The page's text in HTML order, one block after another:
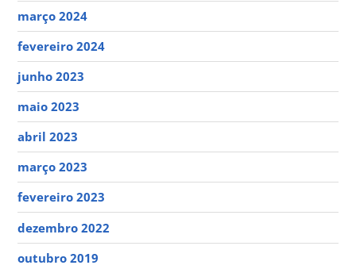
março 2024
fevereiro 2024
junho 2023
maio 2023
abril 2023
março 2023
fevereiro 2023
dezembro 2022
outubro 2019